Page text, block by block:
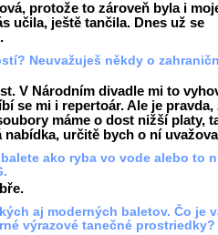
protože to zároveň byla i
učila, ještě tančila. Dnes už se
Neuvažuješ někdy o
V Národním divadle mi to
se mi i repertoár. Ale je pravda,
máme o dost nižší platy,
nabídka, určitě bych o ní
ako ryba vo vode alebo to
aj moderných baletov. Čo je
výrazové tanečné prostriedky?